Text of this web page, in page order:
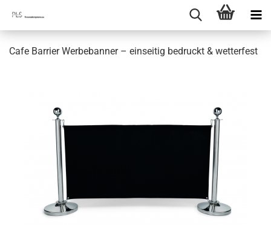
Cafe Barrier Werbebanner – einseitig bedruckt & wetterfest